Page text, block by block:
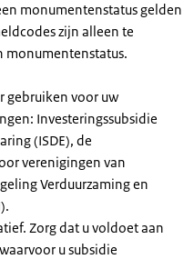
monumentenstatus gelden
zijn alleen te
monumentenstatus.
gebruiken voor uw
Investeringssubsidie
(ISDE), de
verenigingen van
Verduurzaming en
Zorg dat u voldoet aan
u subsidie